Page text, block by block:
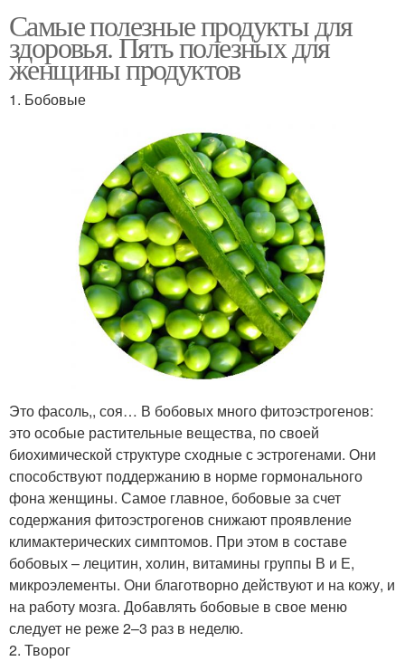
Самые полезные продукты для
здоровья. Пять полезных для
женщины продуктов
1. Бобовые
Это фасоль,, соя… В бобовых много фитоэстрогенов:
это особые растительные вещества, по своей
биохимической структуре сходные с эстрогенами. Они
способствуют поддержанию в норме гормонального
фона женщины. Самое главное, бобовые за счет
содержания фитоэстрогенов снижают проявление
климактерических симптомов. При этом в составе
бобовых – лецитин, холин, витамины группы В и Е,
микроэлементы. Они благотворно действуют и на кожу, и
на работу мозга. Добавлять бобовые в свое меню
следует не реже 2–3 раз в неделю.
2. Творог